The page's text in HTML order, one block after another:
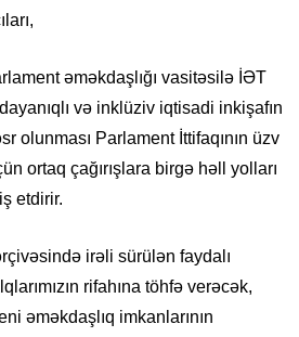
əməkdaşlığı vasitəsilə İƏT
və inklüziv iqtisadi inkişafın
olunması Parlament İttifaqının üzv
ortaq çağırışlara birgə həll yolları
etdirir.
irəli sürülən faydalı
rifahına töhfə verəcək,
əməkdaşlıq imkanlarının